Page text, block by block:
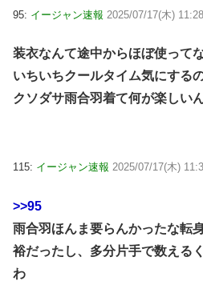
95: イージャン速報 2025/07/17(木)
装衣なんて途中からほぼ使って
いちいちクールタイム気にする
クソダサ雨合羽着て何が楽しい
115: イージャン速報 2025/07/17(木)
>>95
雨合羽ほんま要らんかったな転
裕だったし、多分片手で数える
わ